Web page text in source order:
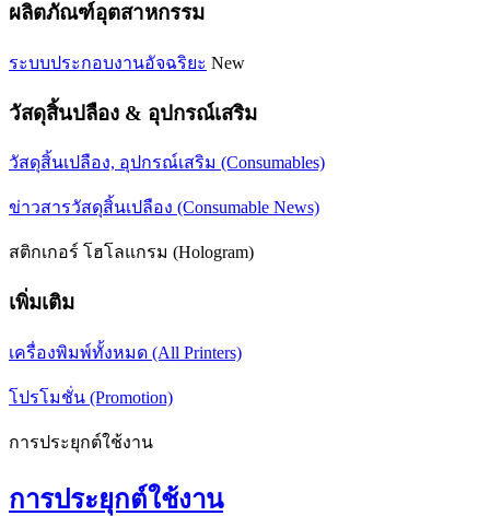
ผลิตภัณฑ์อุตสาหกรรม
ระบบประกอบงานอัจฉริยะ New
วัสดุสิ้นปลือง & อุปกรณ์เสริม
วัสดุสิ้นเปลือง, อุปกรณ์เสริม (Consumables)
ข่าวสารวัสดุสิ้นเปลือง (Consumable News)
สติกเกอร์ โฮโลแกรม (Hologram)
เพิ่มเติม
เครื่องพิมพ์ทั้งหมด (All Printers)
โปรโมชั่น (Promotion)
การประยุกต์ใช้งาน
การประยุกต์ใช้งาน